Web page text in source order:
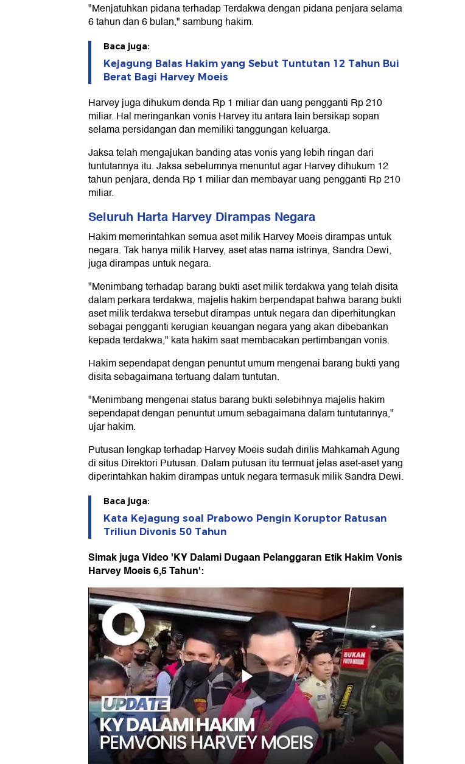
"Menjatuhkan pidana terhadap Terdakwa dengan pidana penjara selama
6 tahun dan 6 bulan," sambung hakim.
Baca juga:
Kejagung Balas Hakim yang Sebut Tuntutan 12 Tahun Bui
Berat Bagi Harvey Moeis
Harvey juga dihukum denda Rp 1 miliar dan uang pengganti Rp 210
miliar. Hal meringankan vonis Harvey itu antara lain bersikap sopan
selama persidangan dan memiliki tanggungan keluarga.
Jaksa telah mengajukan banding atas vonis yang lebih ringan dari
tuntutannya itu. Jaksa sebelumnya menuntut agar Harvey dihukum 12
tahun penjara, denda Rp 1 miliar dan membayar uang pengganti Rp 210
miliar.
Seluruh Harta Harvey Dirampas Negara
Hakim memerintahkan semua aset milik Harvey Moeis dirampas untuk
negara. Tak hanya milik Harvey, aset atas nama istrinya, Sandra Dewi,
juga dirampas untuk negara.
"Menimbang terhadap barang bukti aset milik terdakwa yang telah disita
dalam perkara terdakwa, majelis hakim berpendapat bahwa barang bukti
aset milik terdakwa tersebut dirampas untuk negara dan diperhitungkan
sebagai pengganti kerugian keuangan negara yang akan dibebankan
kepada terdakwa," kata hakim saat membacakan pertimbangan vonis.
Hakim sependapat dengan penuntut umum mengenai barang bukti yang
disita sebagaimana tertuang dalam tuntutan.
"Menimbang mengenai status barang bukti selebihnya majelis hakim
sependapat dengan penuntut umum sebagaimana dalam tuntutannya,"
ujar hakim.
Putusan lengkap terhadap Harvey Moeis sudah dirilis Mahkamah Agung
di situs Direktori Putusan. Dalam putusan itu termuat jelas aset-aset yang
diperintahkan hakim dirampas untuk negara termasuk milik Sandra Dewi.
Baca juga:
Kata Kejagung soal Prabowo Pengin Koruptor Ratusan
Triliun Divonis 50 Tahun
Simak juga Video 'KY Dalami Dugaan Pelanggaran Etik Hakim Vonis
Harvey Moeis 6,5 Tahun':